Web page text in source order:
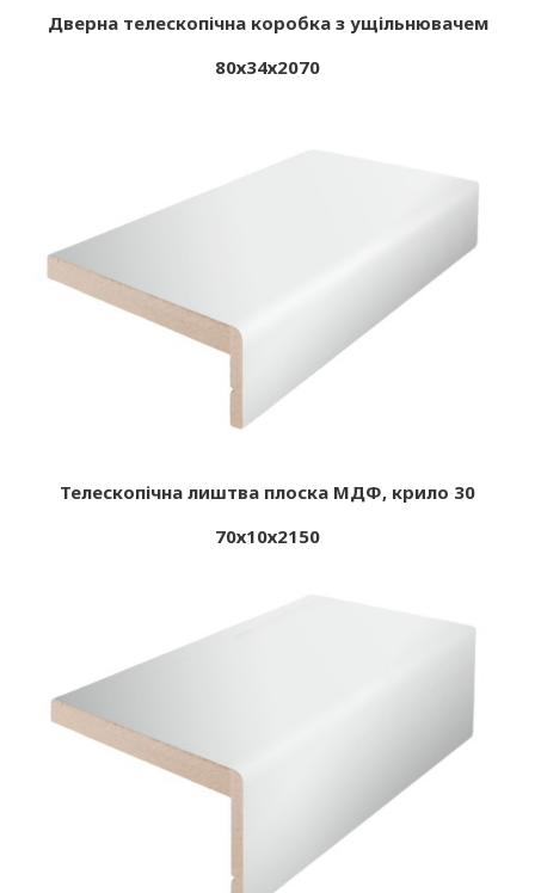
Дверна телескопічна коробка з ущільнювачем
80х34х2070
Телескопічна лиштва плоска МДФ, крило 30
70х10х2150